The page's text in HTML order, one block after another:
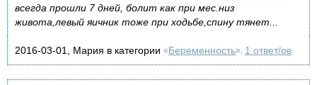
всегда прошли 7 дней, болит как при мес.низ
живота,левый яичник тоже при ходьбе,спину тянет...
2016-03-01, Мария в категории «Беременность», 1 ответ/ов